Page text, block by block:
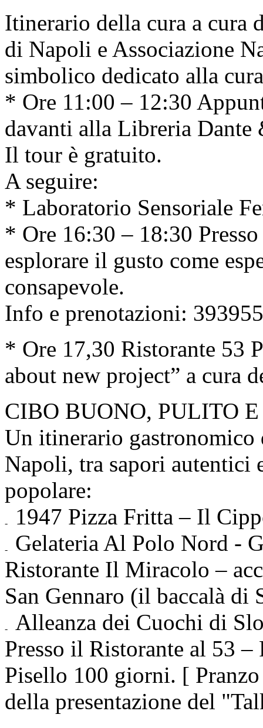
Itinerario della cura a cura
di Napoli e Associazione
simbolico dedicato alla
* Ore 11:00 – 12:30
davanti alla Libreria Dante
Il tour è gratuito.
A seguire:
* Laboratorio Sensoriale
* Ore 16:30 – 18:30
esplorare il gusto come
consapevole.
Info e prenotazioni:
* Ore 17,30 Ristorante 53
about new project” a cura
CIBO BUONO, PULITO
Un itinerario
Napoli, tra sapori
popolare:
1947 Pizza Fritta – Il
Gelateria Al Polo Nord -
Ristorante Il Miracolo –
San Gennaro (il baccalà di
Alleanza dei Cuochi di
Presso il Ristorante al 53
Pisello 100 giorni. [ Pranzo
della presentazione del